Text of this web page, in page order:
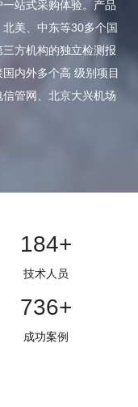
站式采购体验。产品
美、中东等30多个国
方机构的独立检测报
内外多个高 级别项目
管网、北京大兴机场
200+
技术人员
800+
成功案例